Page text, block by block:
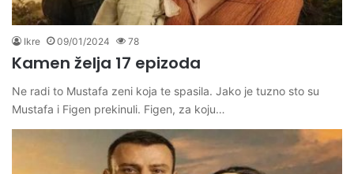
Ikre 09/01/2024 78
Kamen želja 17 epizoda
Ne radi to Mustafa zeni koja te spasila. Jako je tuzno sto su
Mustafa i Figen prekinuli. Figen, za koju…